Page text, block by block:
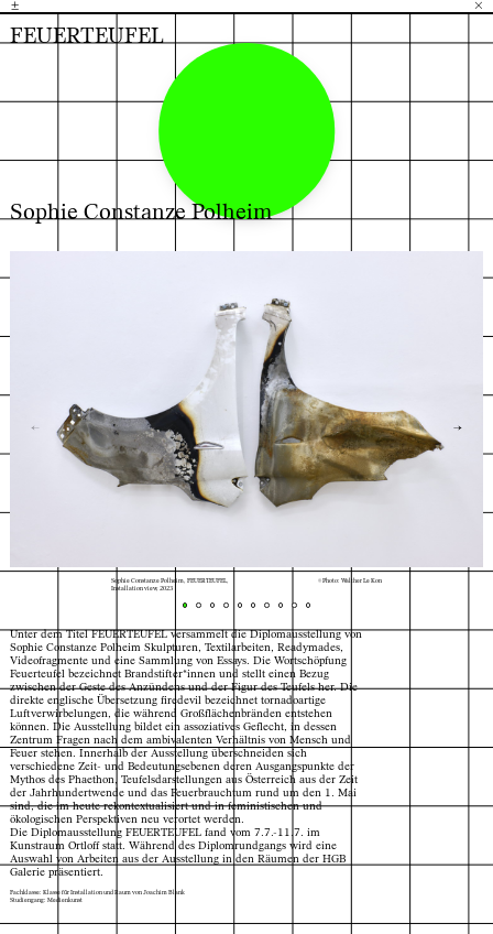
± ×
FEUERTEUFEL
Sophie Constanze Polheim
Sophie Constanze Polheim, FEUERTEUFEL,
Installation view, 2023
© Photo: Walther Le Kon
→
←
Unter dem Titel FEUERTEUFEL versammelt die Diplomausstellung von
Sophie Constanze Polheim Skulpturen, Textilarbeiten, Readymades,
Videofragmente und eine Sammlung von Essays. Die Wortschöpfung
Feuerteufel bezeichnet Brandstifter*innen und stellt einen Bezug
zwischen der Geste des Anzündens und der Figur des Teufels her. Die
direkte englische Übersetzung firedevil bezeichnet tornadoartige
Luftverwirbelungen, die während Großflächenbränden entstehen
können. Die Ausstellung bildet ein assoziatives Geflecht, in dessen
Zentrum Fragen nach dem ambivalenten Verhältnis von Mensch und
Feuer stehen. Innerhalb der Ausstellung überschneiden sich
verschiedene Zeit- und Bedeutungsebenen deren Ausgangspunkte der
Mythos des Phaethon, Teufelsdarstellungen aus Österreich aus der Zeit
der Jahrhundertwende und das Feuerbrauchtum rund um den 1. Mai
sind, die im heute rekontextualisiert und in feministischen und
ökologischen Perspektiven neu verortet werden.
Die Diplomausstellung FEUERTEUFEL fand vom 7.7.-11.7. im
Kunstraum Ortloff statt. Während des Diplomrundgangs wird eine
Auswahl von Arbeiten aus der Ausstellung in den Räumen der HGB
Galerie präsentiert.
Fachklasse: Klasse für Installation und Raum von Joachim Blank
Studiengang: Medienkunst
H B